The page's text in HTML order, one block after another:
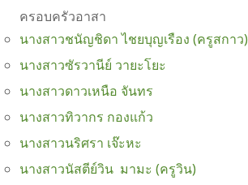
ครอบครัวอาสา
นางสาวชนัญชิดา ไชยบุญเรือง (ครูสกาว)
นางสาวซัรวานีย์ วายะโยะ
นางสาวดาวเหนือ จันทร
นางสาวทิวากร กองแก้ว
นางสาวนริศรา เจ๊ะหะ
นางสาวนัสตีย์วิน มามะ (ครูวิน)